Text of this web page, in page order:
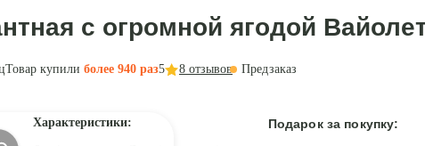
с огромной ягодой
Товар купили более 940 раз5 8 отзывов Предзаказ
Характеристики: Подарок за покупку: